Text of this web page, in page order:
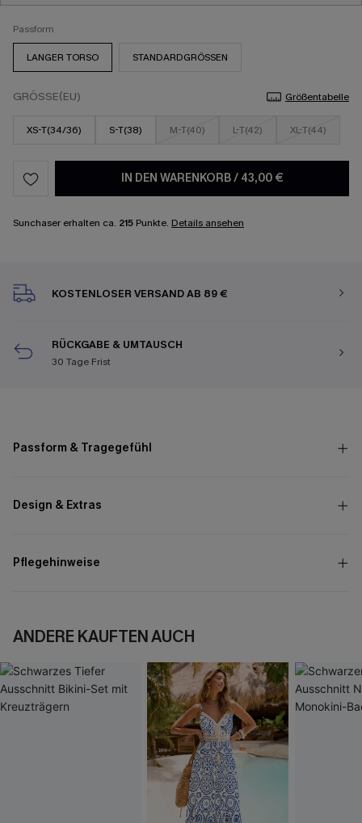
Passform
LANGER TORSO STANDARDGRÖSSEN
GRÖSSE(EU) Größentabelle
XS-T(34/36) S-T(38) M-T(40) L-T(42) XL-T(44)
IN DEN WARENKORB/ 43,00 €
Sunchaser erhalten ca. 215 Punkte. Details ansehen
KOSTENLOSER VERSAND AB 89 €
RÜCKGABE & UMTAUSCH
30 Tage Frist
Passform & Tragegefühl
Design & Extras
Pflegehinweise
ANDERE KAUFTEN AUCH